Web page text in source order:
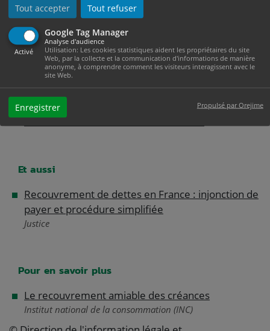
Tout accepter Tout refuser
Google Tag Manager
Activé
Analyse d'audience
Utilisation: Les cookies statistiques aident les propriétaires du site
Web, par la collecte et la communication d'informations de manière
anonyme, à comprendre comment les visiteurs interagissent avec le
site Web.
Enregistrer Propulsé par Orejime
Rembourser une dette et refuser les frais facturés
par une société de recouvrement
Modèle de document
Questions ? Réponses !
Comment se faire rembourser une somme avec
l'aide d'une société de recouvrement ?
Et aussi
Recouvrement de dettes en France : injonction de
payer et procédure simplifiée
Justice
Pour en savoir plus
Le recouvrement amiable des créances
Institut national de la consommation (INC)